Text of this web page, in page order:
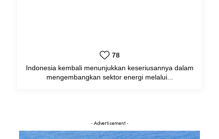
78
Indonesia kembali menunjukkan keseriusannya dalam
mengembangkan sektor energi melalui...
- Advertisement -